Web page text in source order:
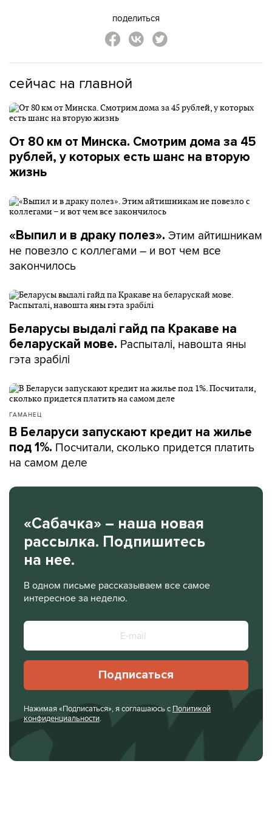
поделиться
сейчас на главной
От 80 км от Минска. Смотрим дома за 45
рублей, у которых есть шанс на вторую
жизнь
«Выпил и в драку полез». Этим айтишникам
не повезло с коллегами – и вот чем все
закончилось
Беларусы выдалі гайд па Кракаве на
беларускай мове. Распыталі, навошта яны
гэта зрабілі
ГАМАНЕЦ
В Беларуси запускают кредит на жилье
под 1%. Посчитали, сколько придется платить
на самом деле
«Сабачка» – наша новая
рассылка. Подпишитесь
на нее.
В одном письме рассказываем все самое
интересное за неделю.
Подписаться
Нажимая «Подписаться», я соглашаюсь с Политикой
конфиденциальности.